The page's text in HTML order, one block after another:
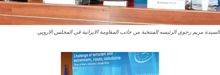
السيدة مريم رجوي الرئيسه المنتخبة من جانب المقاومة الايرانية في المجلس الاروبي